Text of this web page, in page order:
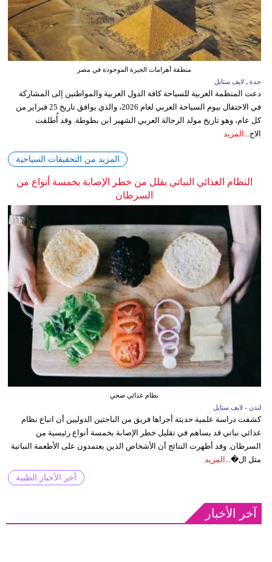
منطقة أهرامات الجيزة الموجودة في مصر
جدة ـ لايف ستايل
دعت المنظمة العربية للسياحة كافة الدول العربية والمواطنين إلى المشاركة
في الاحتفال بيوم السياحة العربي لعام 2026، والذي يوافق تاريخ 25 فبراير من
كل عام، وهو تاريخ مولد الرحالة العربي الشهير ابن بطوطة. وقد أُطلقت
الاح... المزيد
المزيد من التحقيقات السياحية
النظام الغذائي النباتي يقلل من خطر الإصابة بخمسة أنواع من
السرطان
نظام غذائي صحي
لندن - لايف ستايل
كشفت دراسة علمية حديثة أجراها فريق من الباحثين الدوليين أن اتباع نظام
غذائي نباتي قد يساهم في تقليل خطر الإصابة بخمسة أنواع رئيسية من
السرطان. وقد أظهرت النتائج أن الأشخاص الذين يعتمدون على الأطعمة النباتية
مثل ال�...
المزيد
آخر الأخبار الطبية
آخر الأخبار